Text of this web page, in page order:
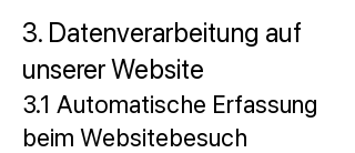
3. Datenverarbeitung auf
unserer Website
3.1 Automatische Erfassung
beim Websitebesuch